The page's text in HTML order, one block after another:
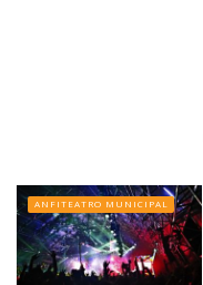
ANFITEATRO MUNICIPAL